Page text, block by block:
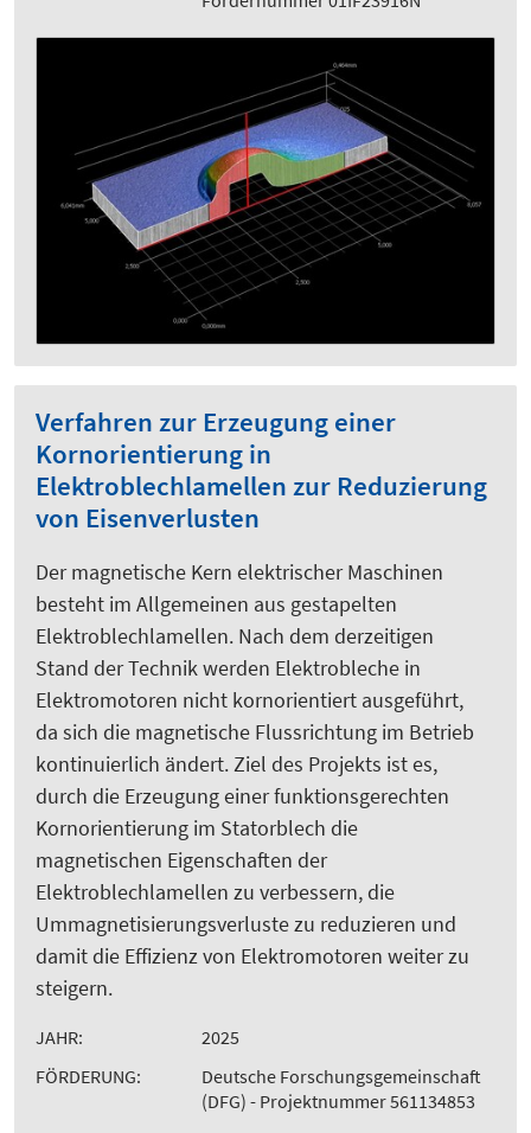
Verfahren zur Erzeugung einer
Kornorientierung in
Elektroblechlamellen zur Reduzierung
von Eisenverlusten
Der magnetische Kern elektrischer Maschinen
besteht im Allgemeinen aus gestapelten
Elektroblechlamellen. Nach dem derzeitigen
Stand der Technik werden Elektrobleche in
Elektromotoren nicht kornorientiert ausgeführt,
da sich die magnetische Flussrichtung im Betrieb
kontinuierlich ändert. Ziel des Projekts ist es,
durch die Erzeugung einer funktionsgerechten
Kornorientierung im Statorblech die
magnetischen Eigenschaften der
Elektroblechlamellen zu verbessern, die
Ummagnetisierungsverluste zu reduzieren und
damit die Effizienz von Elektromotoren weiter zu
steigern.
JAHR:
2025
FÖRDERUNG:
Deutsche Forschungsgemeinschaft
(DFG) - Projektnummer 561134853